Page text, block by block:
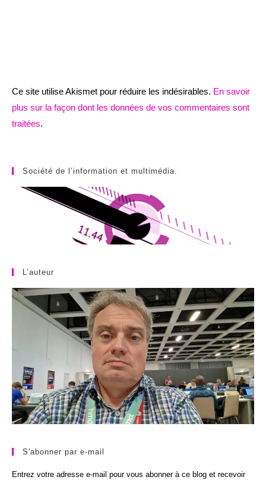
Ce site utilise Akismet pour réduire les indésirables. En savoir
plus sur la façon dont les données de vos commentaires sont
traitées.
Société de l’information et multimédia.
L’auteur
S'abonner par e-mail
Entrez votre adresse e-mail pour vous abonner à ce blog et recevoir